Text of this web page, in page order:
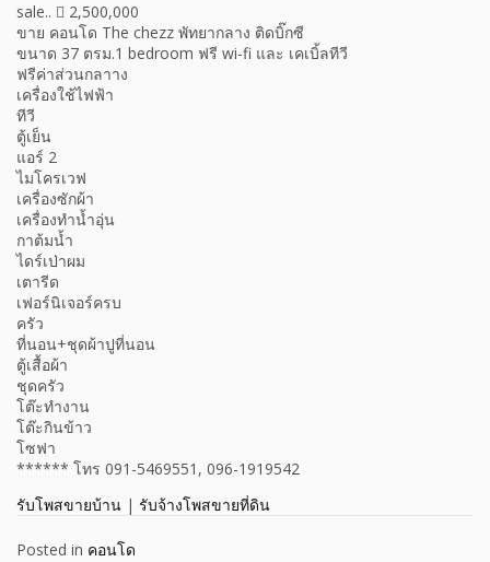
sale..  2,500,000
ขาย คอนโด The chezz พัทยากลาง ติดบิ๊กซี
ขนาด 37 ตรม.1 bedroom ฟรี wi-fi และ เคเบิ้ลทีวี
ฟรีค่าส่วนกลาาง
เครื่องใช้ไฟฟ้า
ทีวี
ตู้เย็น
แอร์ 2
ไมโครเวฟ
เครื่องซักผ้า
เครื่องทำน้ำอุ่น
กาต้มน้ำ
ไดร์เป่าผม
เตารีด
เฟอร์นิเจอร์ครบ
ครัว
ที่นอน+ชุดผ้าปูที่นอน
ตู้เสื้อผ้า
ชุดครัว
โต๊ะทำงาน
โต๊ะกินข้าว
โซฟา
****** โทร 091-5469551, 096-1919542
รับโพสขายบ้าน | รับจ้างโพสขายที่ดิน
Posted in คอนโด